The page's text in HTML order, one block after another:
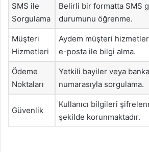
SMS ile
Sorgulama
Belirli bir formatta SMS
durumunu öğrenme.
Müşteri
Hizmetleri
Aydem müşteri
e-posta ile bilgi alma.
Ödeme
Noktaları
Yetkili bayiler veya
numarasıyla sorgulama.
Güvenlik
Kullanıcı bilgileri
şekilde korunmaktadır.